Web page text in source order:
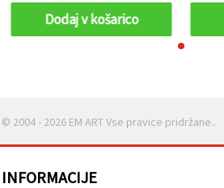
Dodaj v košarico
© 2004 - 2026 EM ART Vse pravice pridržane..
INFORMACIJE